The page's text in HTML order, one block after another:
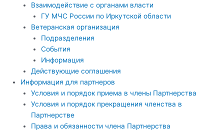
Взаимодействие с органами власти
ГУ МЧС России по Иркутской области
Ветеранская организация
Подразделения
События
Информация
Действующие соглашения
Информация для партнеров
Условия и порядок приема в члены Партнерства
Условия и порядок прекращения членства в
Партнерстве
Права и обязанности члена Партнерства